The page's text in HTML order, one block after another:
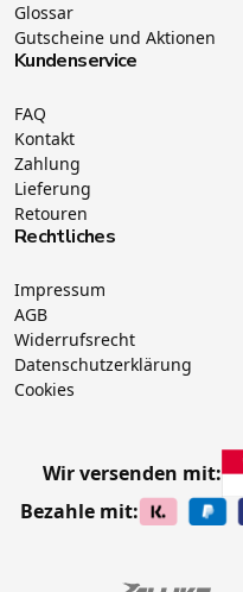
Glossar
Gutscheine und Aktionen
Kundenservice
FAQ
Kontakt
Zahlung
Lieferung
Retouren
Rechtliches
Impressum
AGB
Widerrufsrecht
Datenschutzerklärung
Cookies
Wir versenden mit:
Bezahle mit: